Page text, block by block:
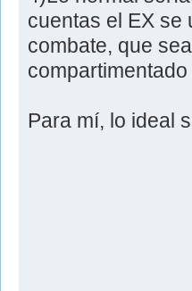
cuentas el EX se
combate, que
compartimentado
Para mí, lo ideal